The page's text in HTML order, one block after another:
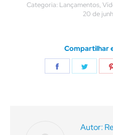
Categoria: Lançamentos,
20 de
Compartilhar
Compartilhar
Autor: